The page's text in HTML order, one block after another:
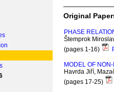
Original
PHASE
Štemprok
(pages 1-16)
MODEL OF
Havrda Jiří,
(pages 17-25)